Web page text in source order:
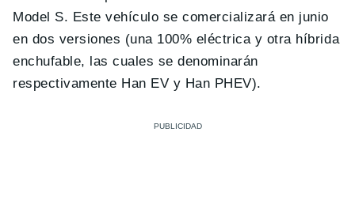
Model S. Este vehículo se comercializará en junio
en dos versiones (una 100% eléctrica y otra híbrida
enchufable, las cuales se denominarán
respectivamente Han EV y Han PHEV).